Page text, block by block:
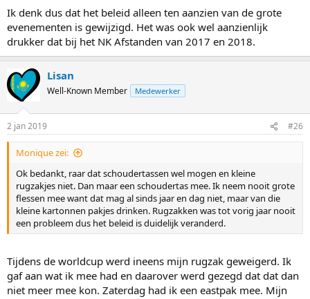
Ik denk dus dat het beleid alleen ten aanzien van de grote
evenementen is gewijzigd. Het was ook wel aanzienlijk
drukker dat bij het NK Afstanden van 2017 en 2018.
Lisan
Well-Known Member Medewerker
2 jan 2019 #26
Monique zei:
Ok bedankt, raar dat schoudertassen wel mogen en kleine
rugzakjes niet. Dan maar een schoudertas mee. Ik neem nooit grote
flessen mee want dat mag al sinds jaar en dag niet, maar van die
kleine kartonnen pakjes drinken. Rugzakken was tot vorig jaar nooit
een probleem dus het beleid is duidelijk veranderd.
Tijdens de worldcup werd ineens mijn rugzak geweigerd. Ik
gaf aan wat ik mee had en daarover werd gezegd dat dat dan
niet meer mee kon. Zaterdag had ik een eastpak mee. Mijn